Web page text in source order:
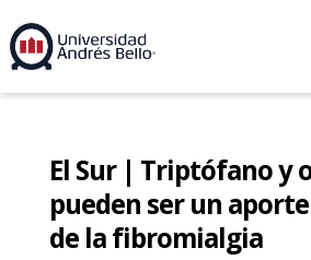
El Sur | Triptófano y
pueden ser un
de la fibromialgia